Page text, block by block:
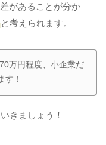
があることが分か
と考えられます。
万円程度、小企業だ
す！
きましょう！